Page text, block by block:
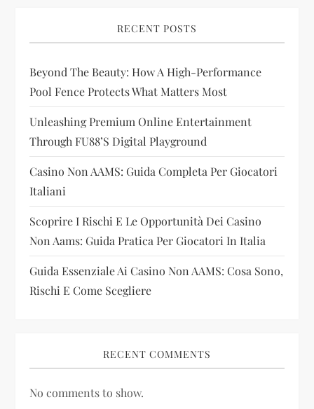
a
t
i
o
n
RECENT POSTS
Beyond The Beauty: How A High-Performance
Pool Fence Protects What Matters Most
Unleashing Premium Online Entertainment
Through FU88’s Digital Playground
Casino Non AAMS: Guida Completa Per Giocatori
Italiani
Scoprire I Rischi E Le Opportunità Dei Casino
Non Aams: Guida Pratica Per Giocatori In Italia
Guida Essenziale Ai Casino Non AAMS: Cosa Sono,
Rischi E Come Scegliere
RECENT COMMENTS
No comments to show.